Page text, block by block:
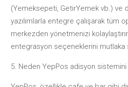
(Yemeksepeti, GetirYemek vb.) ve
yazılımlarla entegre çalışarak tüm
merkezden yönetmenizi
entegrasyon seçeneklerini mutlaka
Neden YepPos adisyon